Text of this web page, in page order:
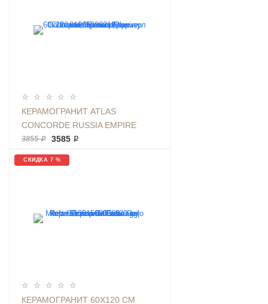
КЕРАМОГРАНИТ ATLAS
CONCORDE RUSSIA EMPIRE
CALACATTA DIAMOND РАЗМЕР
60X120 СМ, МРАМОР, АРТИКУЛ
610010002182
3855 ₽ 3585 ₽
СКИДКА 7 %
КЕРАМОГРАНИТ 60X120 СМ